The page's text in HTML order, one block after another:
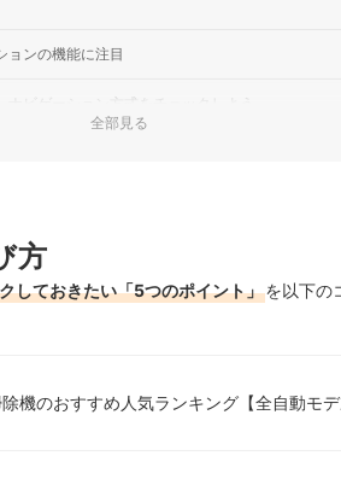
ョンの機能に注目
ナビゲーション方式をチェックしよう
め人気ランキング
2商品を徹底比較！
全部見る
方
しておきたい「5つのポイント」を以下の
除機のおすすめ人気ランキング【全自動モ